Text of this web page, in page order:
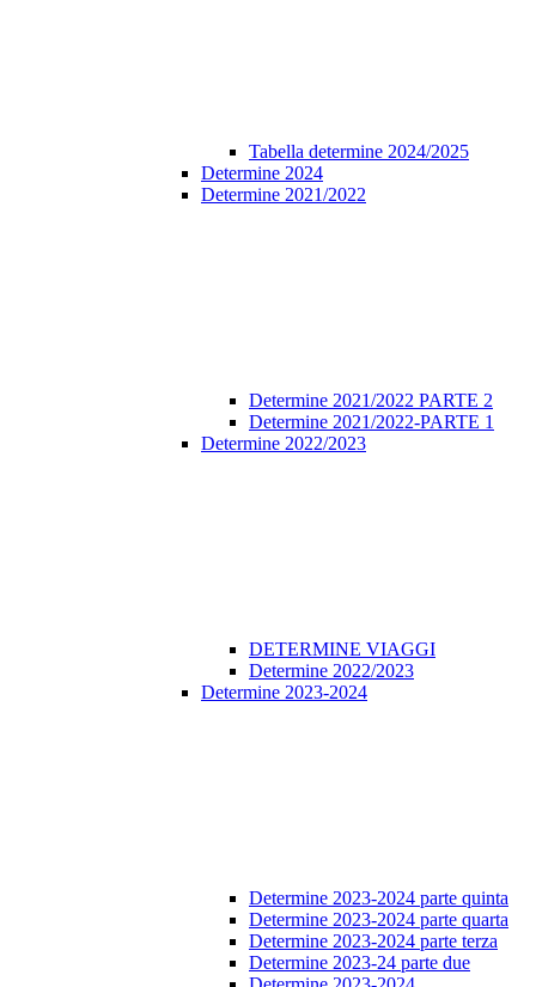
Tabella determine 2024/2025
Determine 2024
Determine 2021/2022
Determine 2021/2022 PARTE 2
Determine 2021/2022-PARTE 1
Determine 2022/2023
DETERMINE VIAGGI
Determine 2022/2023
Determine 2023-2024
Determine 2023-2024 parte quinta
Determine 2023-2024 parte quarta
Determine 2023-2024 parte terza
Determine 2023-24 parte due